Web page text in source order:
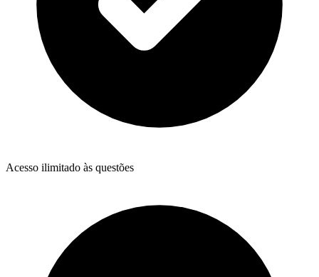
Acesso ilimitado às questões